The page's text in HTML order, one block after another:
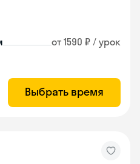
от 1590 ₽ / урок
Выбрать время